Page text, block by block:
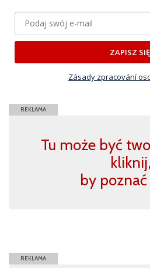
ZAPISZ
Zásady zpracování
REKLAMA
Tu może być
kliknij,
by
REKLAMA